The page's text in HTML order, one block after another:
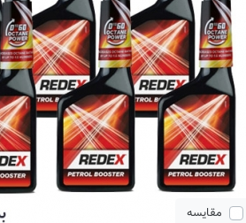
مقایسه